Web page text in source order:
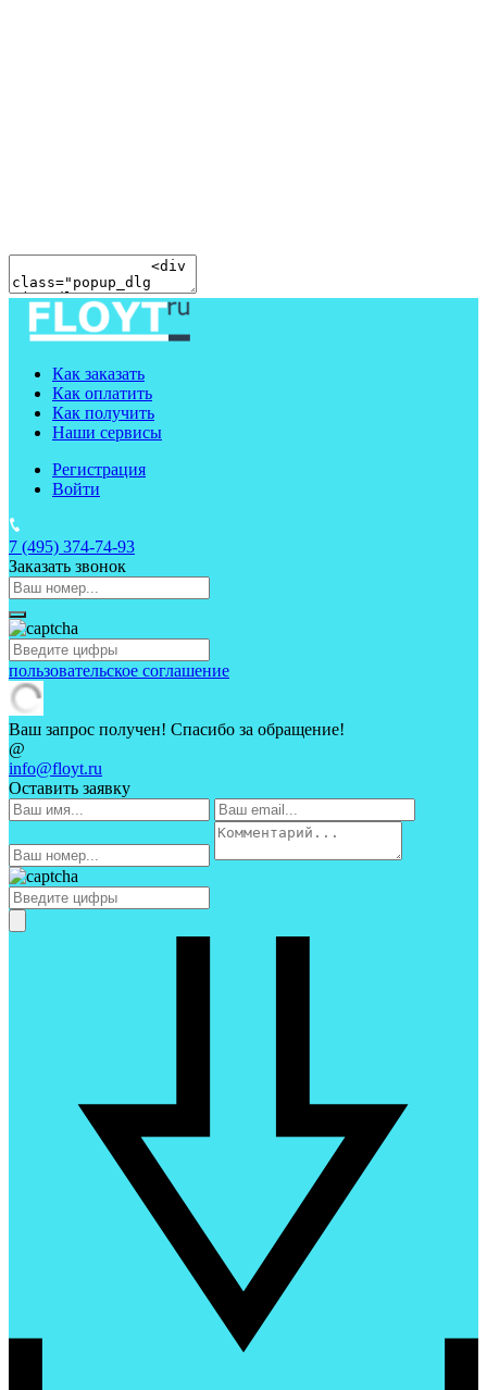
Как заказать
Как оплатить
Как получить
Наши сервисы
Регистрация
Войти
7 (495) 374-74-93
Заказать звонок
пользовательское соглашение
Ваш запрос получен! Спасибо за обращение!
@
info@floyt.ru
Оставить заявку